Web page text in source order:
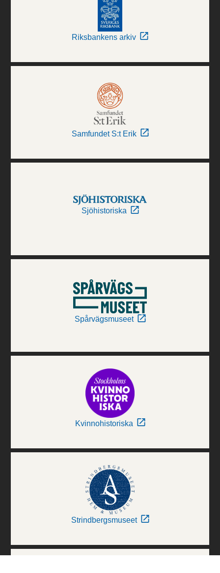
Riksbankens arkiv
Samfundet S:t Erik
Sjöhistoriska
Spårvägsmuseet
Kvinnohistoriska
Strindbergsmuseet